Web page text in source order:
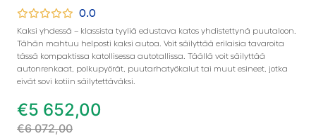
0.0
Kaksi yhdessä – klassista tyyliä edustava katos yhdistettynä puutaloon.
Tähän mahtuu helposti kaksi autoa. Voit säilyttää erilaisia tavaroita
tässä kompaktissa katollisessa autotallissa. Täällä voit säilyttää
autonrenkaat, polkupyörät, puutarhatyökalut tai muut esineet, jotka
eivät sovi kotiin säilytettäväksi.
€5 652,00
€6 072,00